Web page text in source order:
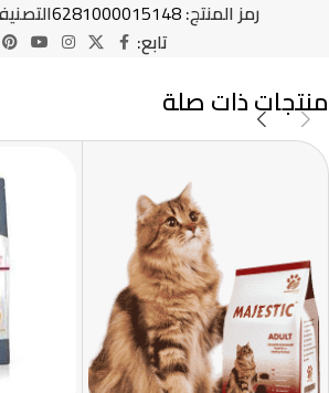
رمز المنتج:6281000015148
تابع:
منتجات ذات صلة